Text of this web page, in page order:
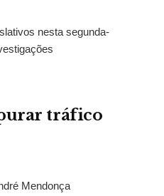
nesta segunda-
tráfico
Mendonça